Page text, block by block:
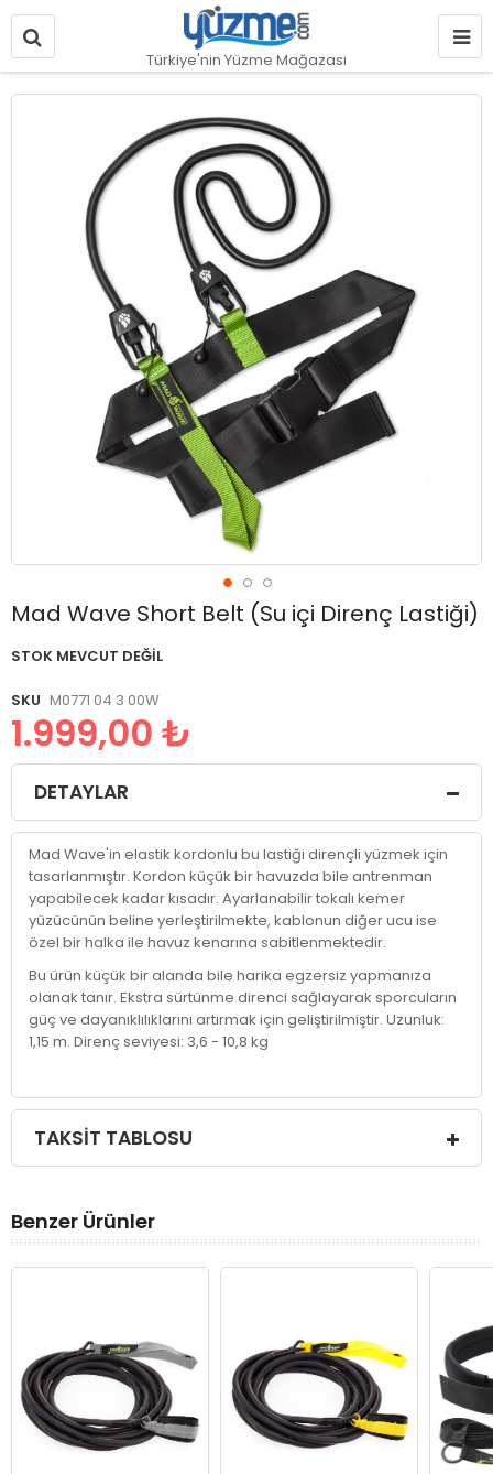
Türkiye'nin Yüzme Mağazası
Mad Wave Short Belt (Su içi Direnç Lastiği)
STOK MEVCUT DEĞIL
SKU M0771 04 3 00W
1.999,00 ₺
Resim
Resim
başlangıcına
DETAYLAR
Mad Wave'in elastik kordonlu bu lastiği dirençli yüzmek için
tasarlanmıştır. Kordon küçük bir havuzda bile antrenman
yapabilecek kadar kısadır. Ayarlanabilir tokalı kemer
yüzücünün beline yerleştirilmekte, kablonun diğer ucu ise
özel bir halka ile havuz kenarına sabitlenmektedir.
Bu ürün küçük bir alanda bile harika egzersiz yapmanıza
olanak tanır. Ekstra sürtünme direnci sağlayarak sporcuların
güç ve dayanıklılıklarını artırmak için geliştirilmiştir. Uzunluk:
1,15 m. Direnç seviyesi: 3,6 - 10,8 kg
TAKSIT TABLOSU
Benzer Ürünler